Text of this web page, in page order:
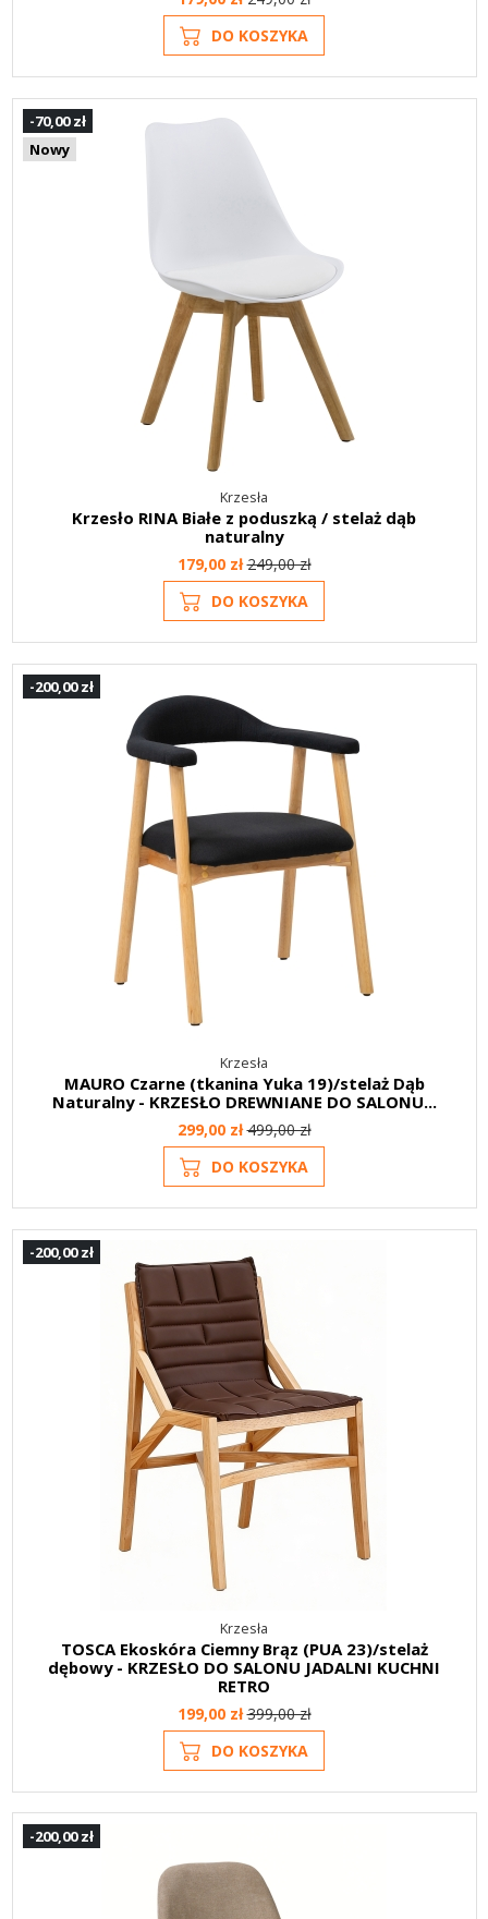
DO KOSZYKA
-70,00 zł
Nowy
Krzesła
Krzesło RINA Białe z poduszką / stelaż dąb
naturalny
179,00 zł249,00 zł
DO KOSZYKA
-200,00 zł
Krzesła
MAURO Czarne (tkanina Yuka 19)/stelaż Dąb
Naturalny - KRZESŁO DREWNIANE DO SALONU...
299,00 zł499,00 zł
DO KOSZYKA
-200,00 zł
Krzesła
TOSCA Ekoskóra Ciemny Brąz (PUA 23)/stelaż
dębowy - KRZESŁO DO SALONU JADALNI KUCHNI
RETRO
199,00 zł399,00 zł
DO KOSZYKA
-200,00 zł